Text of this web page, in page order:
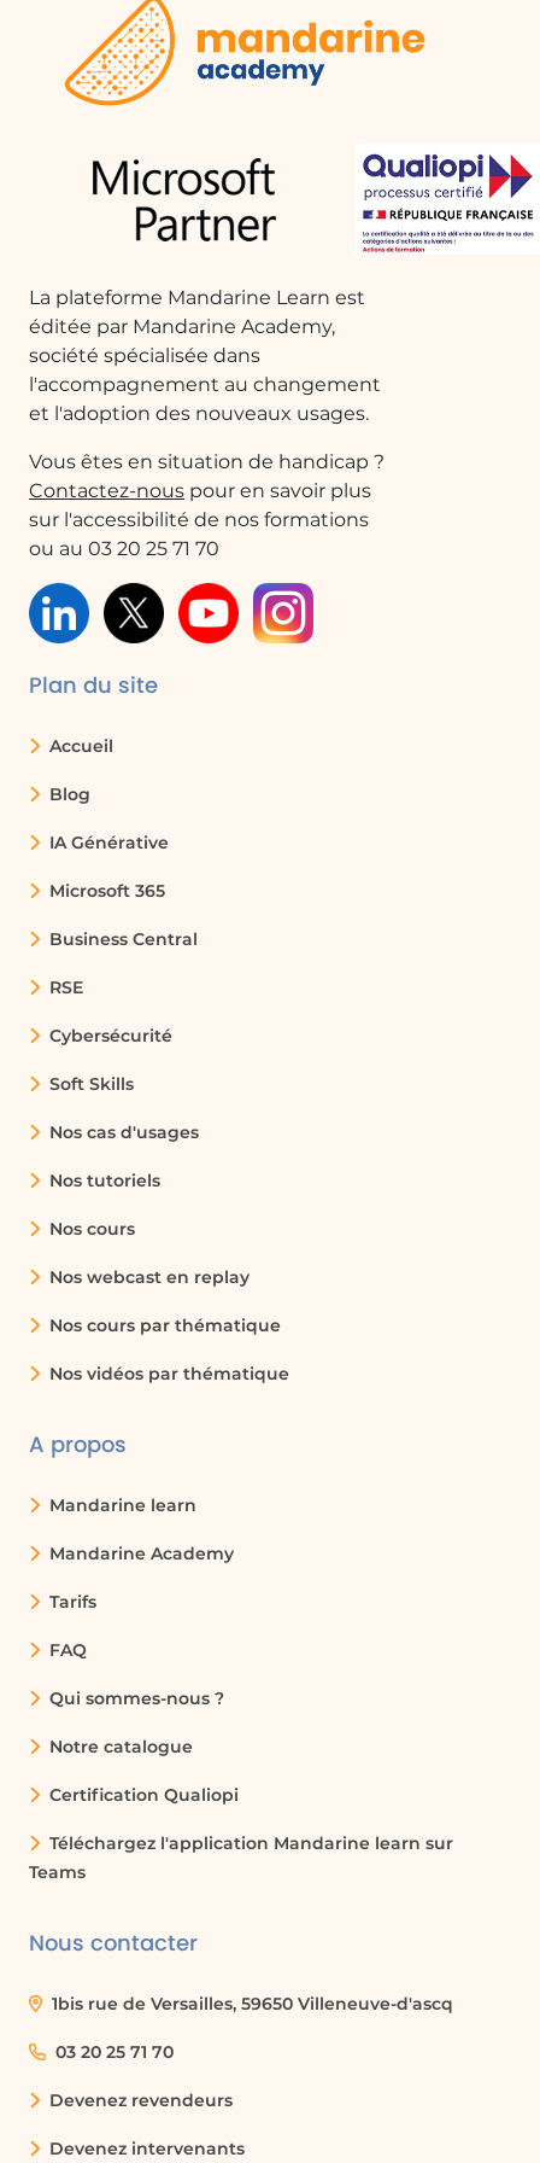
La plateforme Mandarine Learn est
éditée par Mandarine Academy,
société spécialisée dans
l'accompagnement au changement
et l'adoption des nouveaux usages.
Vous êtes en situation de handicap ?
Contactez-nous pour en savoir plus
sur l'accessibilité de nos formations
ou au 03 20 25 71 70
Plan du site
Accueil
Blog
IA Générative
Microsoft 365
Business Central
RSE
Cybersécurité
Soft Skills
Nos cas d'usages
Nos tutoriels
Nos cours
Nos webcast en replay
Nos cours par thématique
Nos vidéos par thématique
A propos
Mandarine learn
Mandarine Academy
Tarifs
FAQ
Qui sommes-nous ?
Notre catalogue
Certification Qualiopi
Téléchargez l'application Mandarine learn sur
Teams
Nous contacter
1bis rue de Versailles, 59650 Villeneuve-d'ascq
03 20 25 71 70
Devenez revendeurs
Devenez intervenants